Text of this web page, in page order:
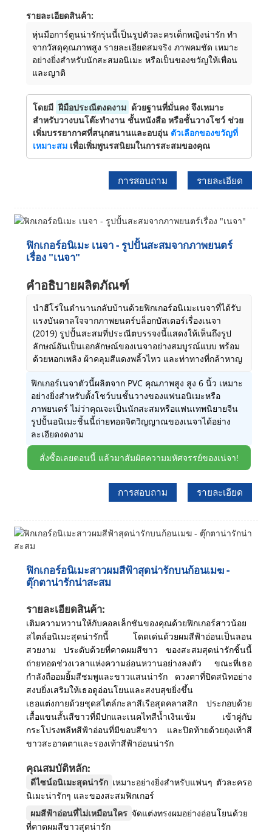
รายละเอียดสินค้า:
หุ่นมือการ์ตูนน่ารักรุ่นนี้เป็นรูปตัวละครเด็กหญิงน่ารัก ทำ
จากวัสดุคุณภาพสูง รายละเอียดสมจริง ภาพคมชัด เหมาะ
อย่างยิ่งสำหรับนักสะสมอนิเมะ หรือเป็นของขวัญให้เพื่อน
และญาติ
โดยมี ฝีมือประณีตงดงาม ด้วยฐานที่มั่นคง จึงเหมาะ
สำหรับวางบนโต๊ะทำงาน ชั้นหนังสือ หรือชั้นวางโชว์ ช่วย
เพิ่มบรรยากาศที่สนุกสนานและอบอุ่น ตัวเลือกของขวัญที่
เหมาะสมเพื่อเพิ่มพูนรสนิยมในการสะสมของคุณ
การสอบถาม รายละเอียด
ฟิกเกอร์อนิเมะ เนจา - รูปปั้นสะสมจากภาพยนตร์
เรื่อง "เนจา"
คำอธิบายผลิตภัณฑ์
นำฮีโร่ในตำนานกลับบ้านด้วยฟิกเกอร์อนิเมะเนจาที่ได้รับ
แรงบันดาลใจจากภาพยนตร์บล็อกบัสเตอร์เรื่องเนจา
(2019) รูปปั้นสะสมที่ประณีตบรรจงนี้แสดงให้เห็นถึงรูป
ลักษณ์อันเป็นเอกลักษณ์ของเนจาอย่างสมบูรณ์แบบ พร้อม
ด้วยหอกเพลิง ผ้าคลุมสีแดงพลิ้วไหว และท่าทางที่กล้าหาญ
ฟิกเกอร์เนจาตัวนี้ผลิตจาก PVC คุณภาพสูง สูง 6 นิ้ว เหมาะ
อย่างยิ่งสำหรับตั้งโชว์บนชั้นวางของแฟนอนิเมะหรือ
ภาพยนตร์ ไม่ว่าคุณจะเป็นนักสะสมหรือแฟนเทพนิยายจีน
รูปปั้นอนิเมะชิ้นนี้ถ่ายทอดจิตวิญญาณของเนจาได้อย่าง
ละเอียดงดงาม
สั่งซื้อเลยตอนนี้ แล้วมาสัมผัสความมหัศจรรย์ของเน่จา!
การสอบถาม รายละเอียด
ฟิกเกอร์อนิเมะสาวผมสีฟ้าสุดน่ารักบนก้อนเมฆ -
ตุ๊กตาน่ารักน่าสะสม
รายละเอียดสินค้า:
เติมความหวานให้กับคอลเล็กชันของคุณด้วยฟิกเกอร์สาวน้อย
สไตล์อนิเมะสุดน่ารักนี้ โดดเด่นด้วยผมสีฟ้าอ่อนเป็นลอน
สวยงาม ประดับด้วยที่คาดผมสีขาว ของสะสมสุดน่ารักชิ้นนี้
ถ่ายทอดช่วงเวลาแห่งความอ่อนหวานอย่างลงตัว ขณะที่เธอ
กำลังถืออมยิ้มสีชมพูและขาวแสนน่ารัก ดวงตาที่ปิดสนิทอย่าง
สงบยิ่งเสริมให้เธอดูอ่อนโยนและสงบสุขยิ่งขึ้น
เธอแต่งกายด้วยชุดสไตล์กะลาสีเรือสุดคลาสสิก ประกอบด้วย
เสื้อแขนสั้นสีขาวที่มีปกและเนคไทสีน้ำเงินเข้ม เข้าคู่กับ
กระโปรงพลีทสีฟ้าอ่อนที่มีขอบสีขาว และปิดท้ายด้วยถุงเท้าสี
ขาวสะอาดตาและรองเท้าสีฟ้าอ่อนน่ารัก
คุณสมบัติหลัก:
ดีไซน์อนิเมะสุดน่ารัก เหมาะอย่างยิ่งสำหรับแฟนๆ ตัวละครอ
นิเมะน่ารักๆ และของสะสมฟิกเกอร์
ผมสีฟ้าอ่อนที่ไม่เหมือนใคร จัดแต่งทรงผมอย่างอ่อนโยนด้วย
ที่คาดผมสีขาวสุดน่ารัก